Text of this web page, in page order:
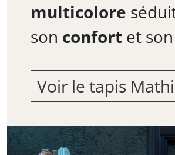
multicolore
son confort et son
Voir le tapis